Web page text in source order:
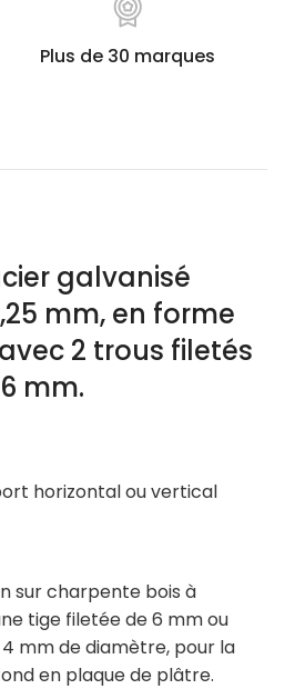
Plus de 30 marques
galvanisé
mm, en forme
2 trous filetés
mm.
horizontal ou vertical
sur charpente bois à
tige filetée de 6 mm ou
4 mm de diamètre, pour la
en plaque de plâtre.